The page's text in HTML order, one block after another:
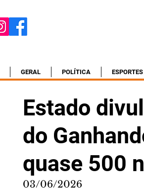
GERAL POLÍTICA ESPORTES
Estado
do
quase 500
03/06/2026